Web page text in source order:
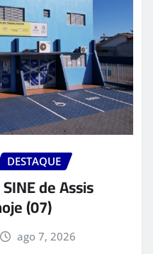
DESTAQUE
de Assis
(07)
ago 7, 2026